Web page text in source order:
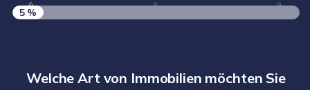
5 %
Welche Art von Immobilien möchten Sie